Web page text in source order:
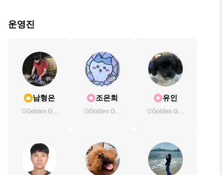
운영진
남형은
⚾️Golden G❤
조은희
⚾️Golden G❤️
유인
⚾️Golden G❤️